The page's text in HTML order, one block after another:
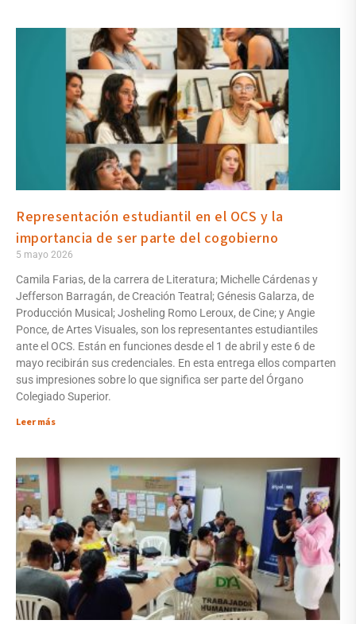
Representación estudiantil en el OCS y la
importancia de ser parte del cogobierno
5 mayo 2026
Camila Farias, de la carrera de Literatura; Michelle Cárdenas y
Jefferson Barragán, de Creación Teatral; Génesis Galarza, de
Producción Musical; Josheling Romo Leroux, de Cine; y Angie
Ponce, de Artes Visuales, son los representantes estudiantiles
ante el OCS. Están en funciones desde el 1 de abril y este 6 de
mayo recibirán sus credenciales. En esta entrega ellos comparten
sus impresiones sobre lo que significa ser parte del Órgano
Colegiado Superior.
Leer más